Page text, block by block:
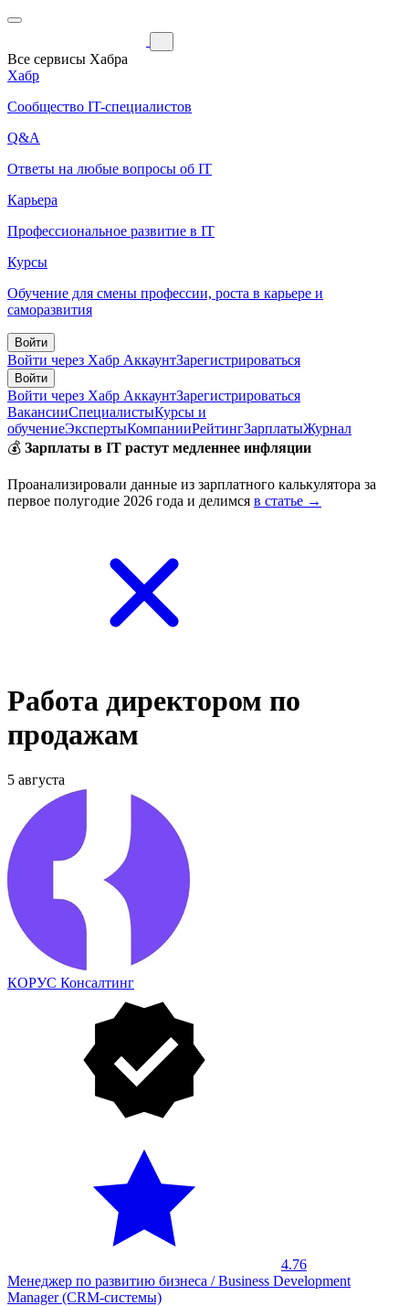
Все сервисы Хабра
Хабр
Сообщество IT-специалистов
Q&A
Ответы на любые вопросы об IT
Карьера
Профессиональное развитие в IT
Курсы
Обучение для смены профессии, роста в карьере и
саморазвития
Войти
Войти через Хабр АккаунтЗарегистрироваться
Войти
Войти через Хабр АккаунтЗарегистрироваться
ВакансииСпециалистыКурсы и
обучениеЭкспертыКомпанииРейтингЗарплатыЖурнал
💰 Зарплаты в IT растут медленнее инфляции
Проанализировали данные из зарплатного калькулятора за
первое полугодие 2026 года и делимся в статье →
Работа директором по
продажам
5 августа
КОРУС Консалтинг
4.76
Менеджер по развитию бизнеса / Business Development
Manager (CRM-системы)